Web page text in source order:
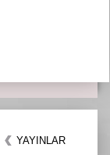
YAYINLAR